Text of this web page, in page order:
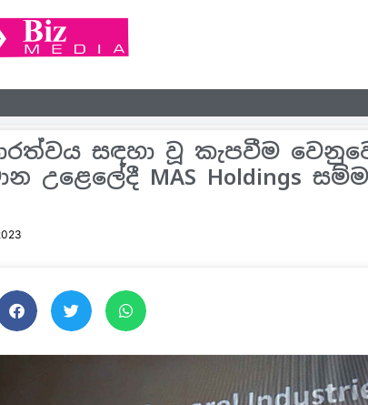
සඳහා වූ කැපවීම
උළෙලේදී MAS Holdings